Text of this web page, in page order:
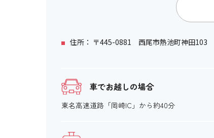
補助犬の入場可
施設の点字案内
住所： 〒445-0881 西尾市熱池町神田103
車でお越しの場合
東名高速道路「岡崎IC」から約40分